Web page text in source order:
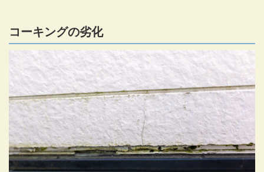
コーキングの劣化